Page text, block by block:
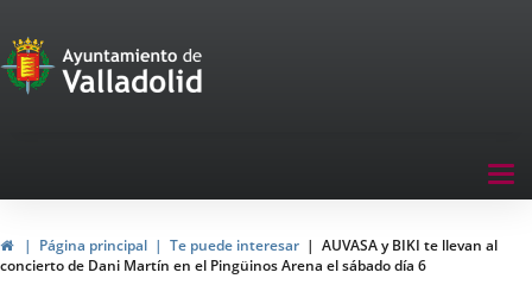
Portal
de
navegación
InicioPágina principal Te puede interesar
AUVASA y BIKI te llevan al
concierto de Dani Martín en el Pingüinos Arena el sábado día 6